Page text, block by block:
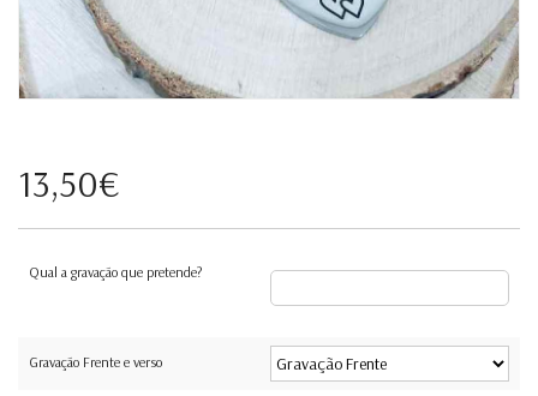
13,50€
Qual a gravação que pretende?
Gravação Frente e verso